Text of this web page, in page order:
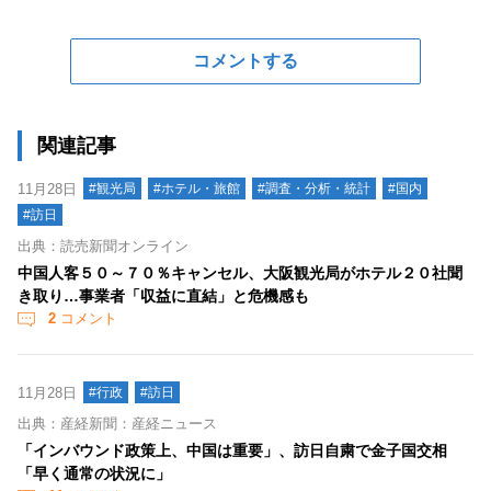
コメントする
関連記事
11月28日 #観光局 #ホテル・旅館 #調査・分析・統計
#国内
#訪日
出典：読売新聞オンライン
中国人客５０～７０％キャンセル、大阪観光局がホテル２０社聞
き取り…事業者「収益に直結」と危機感も
2 コメント
11月28日 #行政 #訪日
出典：産経新聞：産経ニュース
「インバウンド政策上、中国は重要」、訪日自粛で金子国交相
「早く通常の状況に」